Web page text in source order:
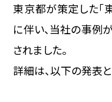
東京都が策定した「
に伴い、当社の事例
されました。
詳細は、以下の発表